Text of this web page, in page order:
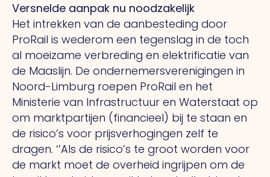
Versnelde aanpak nu noodzakelijk
Het intrekken van de aanbesteding door
ProRail is wederom een tegenslag in de toch
al moeizame verbreding en elektrificatie van
de Maaslijn. De ondernemersverenigingen in
Noord-Limburg roepen ProRail en het
Ministerie van Infrastructuur en Waterstaat op
om marktpartijen (financieel) bij te staan en
de risico’s voor prijsverhogingen zelf te
dragen. ‘’Als de risico’s te groot worden voor
de markt moet de overheid ingrijpen om de